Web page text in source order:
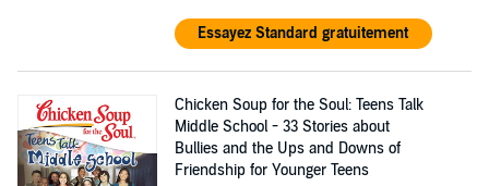
Essayez Standard gratuitement
Chicken Soup for the Soul: Teens Talk
Middle School - 33 Stories about
Bullies and the Ups and Downs of
Friendship for Younger Teens